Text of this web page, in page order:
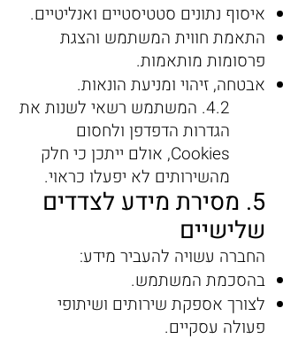
איסוף נתונים סטטיסטיים ואנליטיים.
התאמת חווית המשתמש והצגת
פרסומות מותאמות.
אבטחה, זיהוי ומניעת הונאות.
4.2. המשתמש רשאי לשנות את
הגדרות הדפדפן ולחסום
Cookies, אולם ייתכן כי חלק
מהשירותים לא יפעלו כראוי.
5. מסירת מידע לצדדים
שלישיים
החברה עשויה להעביר מידע:
בהסכמת המשתמש.
לצורך אספקת שירותים ושיתופי
פעולה עסקיים.